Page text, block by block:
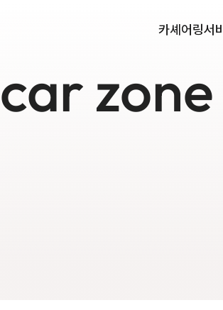
카셰어링서
zone